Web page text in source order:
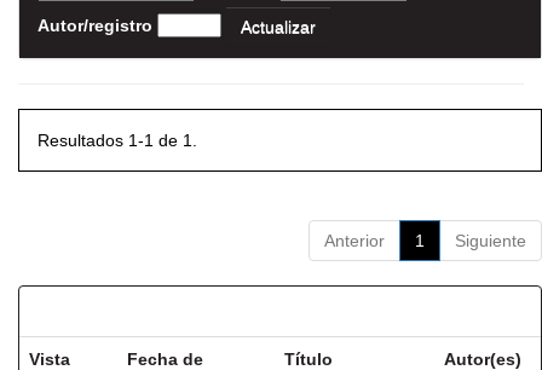
Autor/registro
Resultados 1-1 de 1.
Anterior 1 Siguiente
Vista
Fecha de
Título Autor(es)